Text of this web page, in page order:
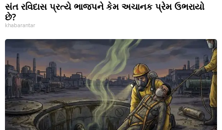
સંત રવિદાસ પ્રત્યે ભાજપને કેમ અચાનક પ્રેમ ઉભરાયો
છે?
khabarantar